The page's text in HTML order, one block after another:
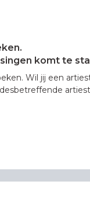
komt te
Wil jij een
artiest